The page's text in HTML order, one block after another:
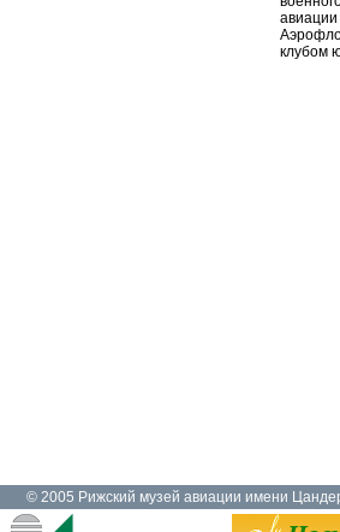
клубом
© 2005 Рижский музей авиации имени